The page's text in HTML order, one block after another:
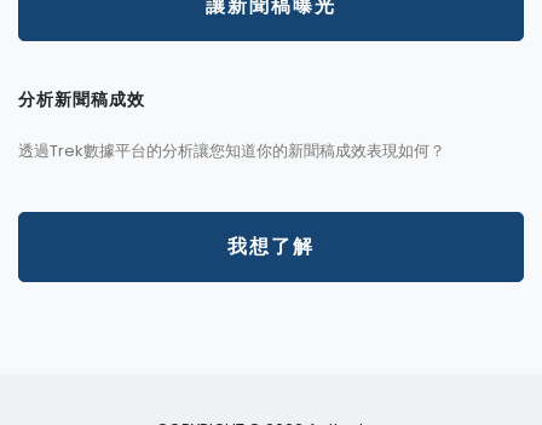
分析新聞稿成效
透過Trek數據平台的分析讓您知道你的新聞稿成效表現如何？
我想了解